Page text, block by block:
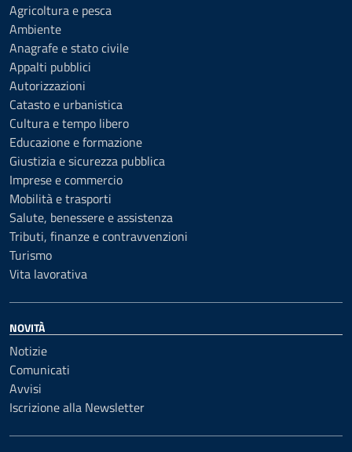
Agricoltura e pesca
Ambiente
Anagrafe e stato civile
Appalti pubblici
Autorizzazioni
Catasto e urbanistica
Cultura e tempo libero
Educazione e formazione
Giustizia e sicurezza pubblica
Imprese e commercio
Mobilità e trasporti
Salute, benessere e assistenza
Tributi, finanze e contravvenzioni
Turismo
Vita lavorativa
NOVITÀ
Notizie
Comunicati
Avvisi
Iscrizione alla Newsletter